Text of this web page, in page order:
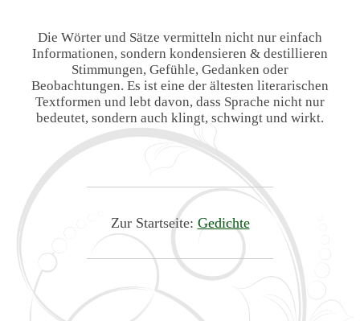
Die Wörter und Sätze vermitteln nicht nur einfach
Informationen, sondern kondensieren & destillieren
Stimmungen, Gefühle, Gedanken oder
Beobachtungen. Es ist eine der ältesten literarischen
Textformen und lebt davon, dass Sprache nicht nur
bedeutet, sondern auch klingt, schwingt und wirkt.
Zur Startseite: Gedichte